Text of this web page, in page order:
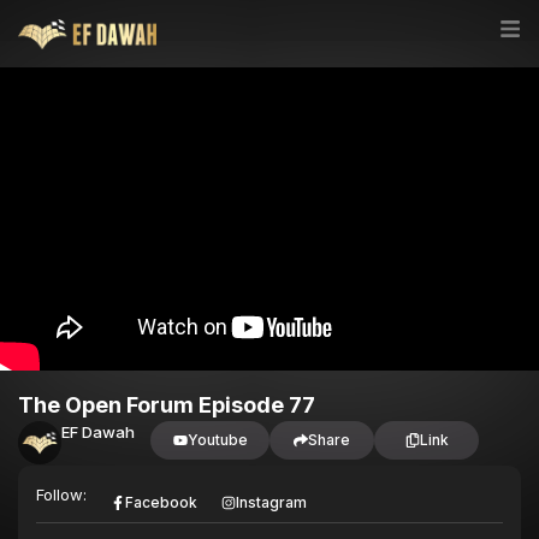
The Open Forum Episode 77
EF Dawah Youtube Share Link
Follow: Facebook Instagram